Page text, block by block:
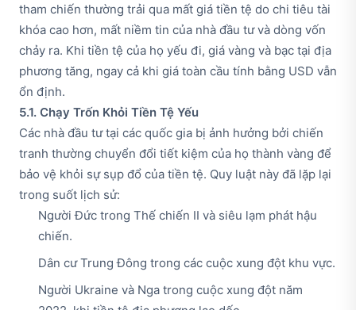
tham chiến thường trải qua mất giá tiền tệ do chi tiêu tài
khóa cao hơn, mất niềm tin của nhà đầu tư và dòng vốn
chảy ra. Khi tiền tệ của họ yếu đi, giá vàng và bạc tại địa
phương tăng, ngay cả khi giá toàn cầu tính bằng USD vẫn
ổn định.
5.1. Chạy Trốn Khỏi Tiền Tệ Yếu
Các nhà đầu tư tại các quốc gia bị ảnh hưởng bởi chiến
tranh thường chuyển đổi tiết kiệm của họ thành vàng để
bảo vệ khỏi sự sụp đổ của tiền tệ. Quy luật này đã lặp lại
trong suốt lịch sử:
Người Đức trong Thế chiến II và siêu lạm phát hậu
chiến.
Dân cư Trung Đông trong các cuộc xung đột khu vực.
Người Ukraine và Nga trong cuộc xung đột năm